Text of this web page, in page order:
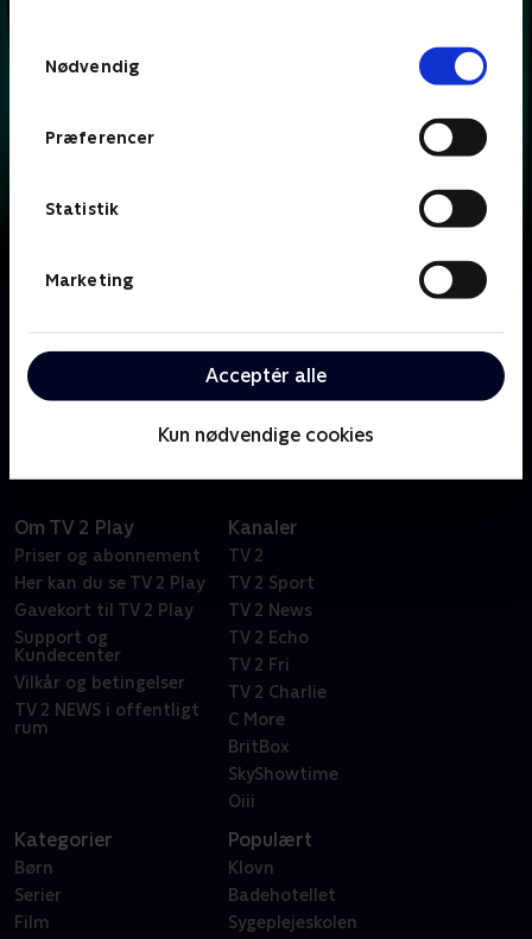
Nødvendig
Præferencer
Statistik
Marketing
Acceptér alle
Kun nødvendige cookies
Lasse Rimmer er vært, når to hold kendte danskere
skal bluffe, gætte, købe og sælge sig igennem en
masse loppefund i håbet om at tjene flest penge.
Om TV 2 Play
Priser og abonnement
Her kan du se TV 2 Play
Gavekort til TV 2 Play
Support og
Kundecenter
Vilkår og betingelser
TV 2 NEWS i offentligt
rum
Kanaler
TV 2
TV 2 Sport
TV 2 News
TV 2 Echo
TV 2 Fri
TV 2 Charlie
C More
BritBox
SkyShowtime
Oiii
Kategorier
Børn
Serier
Film
Populært
Klovn
Badehotellet
Sygeplejeskolen